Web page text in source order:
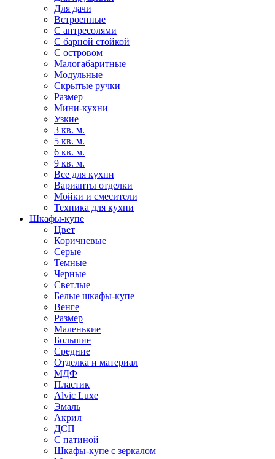
Для дачи
Встроенные
С антресолями
С барной стойкой
С островом
Малогабаритные
Модульные
Скрытые ручки
Размер
Мини-кухни
Узкие
3 кв. м.
5 кв. м.
6 кв. м.
9 кв. м.
Все для кухни
Варианты отделки
Мойки и смесители
Техника для кухни
Шкафы-купе
Цвет
Коричневые
Серые
Темные
Черные
Светлые
Белые шкафы-купе
Венге
Размер
Маленькие
Большие
Средние
Отделка и материал
МДФ
Пластик
Alvic Luxe
Эмаль
Акрил
ДСП
С патиной
Шкафы-купе с зеркалом